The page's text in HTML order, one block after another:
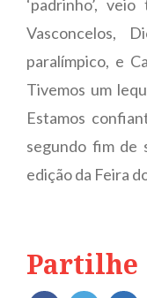
‘padrinho’,
Vasconcelos,
paralímpico, e
Tivemos um
Estamos
segundo fim de
edição da Feira
Partilhe